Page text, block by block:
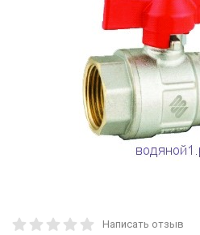
Написать отзыв